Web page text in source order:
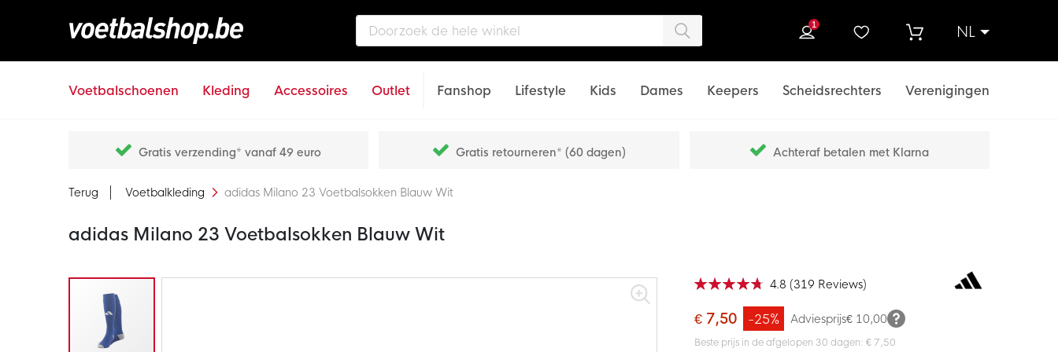
NL
1
Voetbalschoenen Kleding Accessoires Outlet Fanshop Lifestyle Kids Dames Keepers Scheidsrechters Verenigingen
Gratis verzending* vanaf 49 euro Gratis retourneren* (60 dagen) Achteraf betalen met Klarna
Terug Voetbalkleding adidas Milano 23 Voetbalsokken Blauw Wit
adidas Milano 23 Voetbalsokken Blauw Wit
Ga
Waardering: 4.8 (319 Reviews)
€ 7,50 Adviesprijs€ 10,00
-25%
Beste prijs in de afgelopen 30 dagen: € 7,50